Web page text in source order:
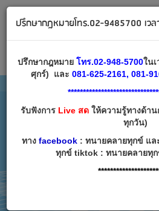
Email:
เข้าสู่ระบบ ส
ปรึกษากฎหมายโทร.02-9485700 เว
ปรึกษากฎหมาย โทร.02-948-5700ใน
ศุกร์) และ 081-625-2161, 081-
รับฟังการLive สดให้ความรู้ทางด้าน
ทุกวัน)
ทาง facebook: ทนายคลายทุกข์ แล
ทุกข์ tiktok : ทนายคลายทุ